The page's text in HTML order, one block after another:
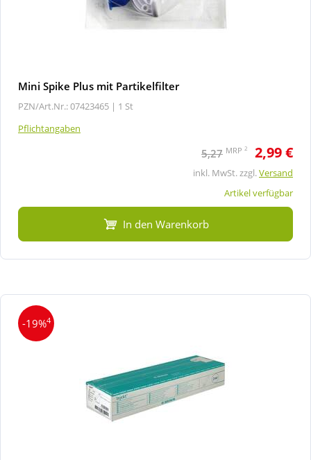
Mini Spike Plus mit Partikelfilter
PZN/Art.Nr.: 07423465 | 1 St
Pflichtangaben
5,27 MRP 2 2,99 €
inkl. MwSt. zzgl.Versand
Artikel verfügbar
In den Warenkorb
-19%4